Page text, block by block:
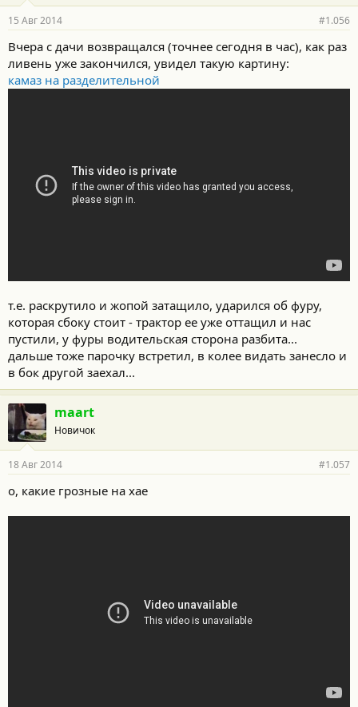
15 Авг 2014 #1.056
Вчера с дачи возвращался (точнее сегодня в час), как раз
ливень уже закончился, увидел такую картину:
камаз на разделительной
т.е. раскрутило и жопой затащило, ударился об фуру,
которая сбоку стоит - трактор ее уже оттащил и нас
пустили, у фуры водительская сторона разбита...
дальше тоже парочку встретил, в колее видать занесло и
в бок другой заехал...
maart
Новичок
18 Авг 2014 #1.057
о, какие грозные на хае